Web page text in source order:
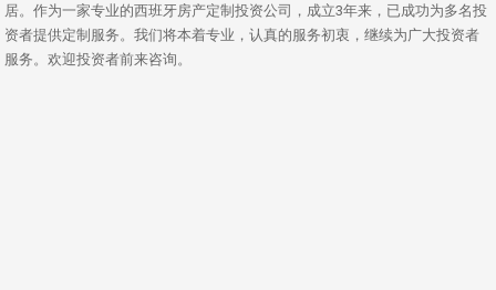
居。作为一家专业的西班牙房产定制投资公司，成立3年来，已成功为多名投
资者提供定制服务。我们将本着专业，认真的服务初衷，继续为广大投资者
服务。欢迎投资者前来咨询。